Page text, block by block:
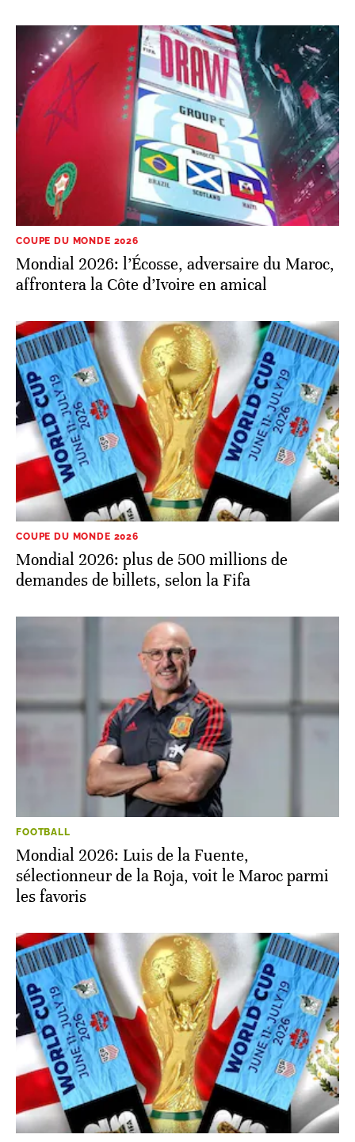
COUPE DU MONDE 2026
Mondial 2026: l’Écosse, adversaire du Maroc,
affrontera la Côte d’Ivoire en amical
COUPE DU MONDE 2026
Mondial 2026: plus de 500 millions de
demandes de billets, selon la Fifa
FOOTBALL
Mondial 2026: Luis de la Fuente,
sélectionneur de la Roja, voit le Maroc parmi
les favoris